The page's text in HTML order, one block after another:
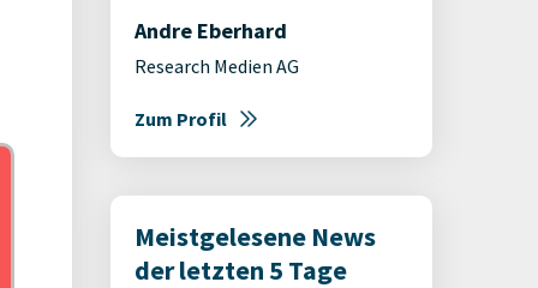
Andre Eberhard
Research Medien AG
Zum Profil
Meistgelesene News
der letzten 5 Tage